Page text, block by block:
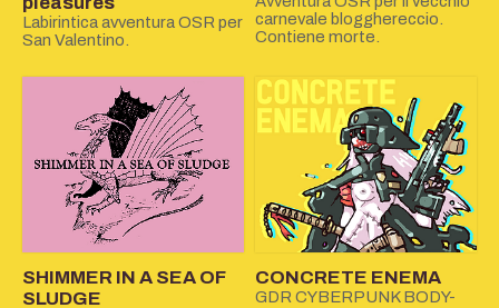
Labirintica avventura OSR per
San Valentino.
carnevale blogghereccio.
Contiene morte.
SHIMMER IN A SEA OF
SLUDGE
CONCRETE ENEMA
GDR CYBERPUNK BODY-